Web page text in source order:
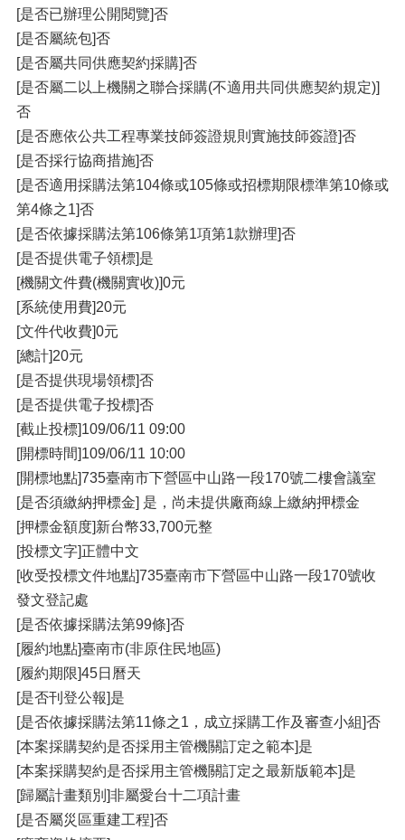
[是否已辦理公開閱覽]否
[是否屬統包]否
[是否屬共同供應契約採購]否
[是否屬二以上機關之聯合採購(不適用共同供應契約規定)]
否
[是否應依公共工程專業技師簽證規則實施技師簽證]否
[是否採行協商措施]否
[是否適用採購法第104條或105條或招標期限標準第10條或
第4條之1]否
[是否依據採購法第106條第1項第1款辦理]否
[是否提供電子領標]是
[機關文件費(機關實收)]0元
[系統使用費]20元
[文件代收費]0元
[總計]20元
[是否提供現場領標]否
[是否提供電子投標]否
[截止投標]109/06/11 09:00
[開標時間]109/06/11 10:00
[開標地點]735臺南市下營區中山路一段170號二樓會議室
[是否須繳納押標金] 是，尚未提供廠商線上繳納押標金
[押標金額度]新台幣33,700元整
[投標文字]正體中文
[收受投標文件地點]735臺南市下營區中山路一段170號收
發文登記處
[是否依據採購法第99條]否
[履約地點]臺南市(非原住民地區)
[履約期限]45日曆天
[是否刊登公報]是
[是否依據採購法第11條之1，成立採購工作及審查小組]否
[本案採購契約是否採用主管機關訂定之範本]是
[本案採購契約是否採用主管機關訂定之最新版範本]是
[歸屬計畫類別]非屬愛台十二項計畫
[是否屬災區重建工程]否